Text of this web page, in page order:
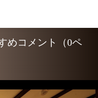
めコメント（0ペ